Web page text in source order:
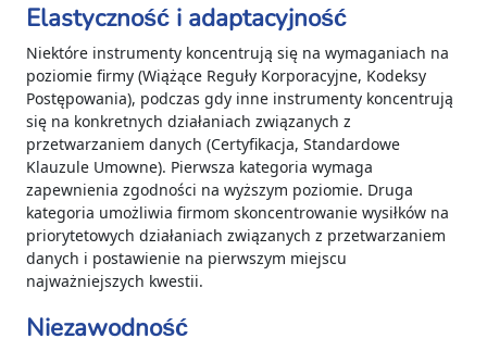
Elastyczność i adaptacyjność
Niektóre instrumenty koncentrują się na wymaganiach na
poziomie firmy (Wiążące Reguły Korporacyjne, Kodeksy
Postępowania), podczas gdy inne instrumenty koncentrują
się na konkretnych działaniach związanych z
przetwarzaniem danych (Certyfikacja, Standardowe
Klauzule Umowne). Pierwsza kategoria wymaga
zapewnienia zgodności na wyższym poziomie. Druga
kategoria umożliwia firmom skoncentrowanie wysiłków na
priorytetowych działaniach związanych z przetwarzaniem
danych i postawienie na pierwszym miejscu
najważniejszych kwestii.
Niezawodność